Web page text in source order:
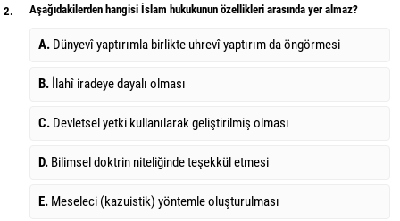
2. Aşağıdakilerden hangisi İslam hukukunun özellikleri arasında yer almaz?
A. Dünyevî yaptırımla birlikte uhrevî yaptırım da öngörmesi
B. İlahî iradeye dayalı olması
C. Devletsel yetki kullanılarak geliştirilmiş olması
D. Bilimsel doktrin niteliğinde teşekkül etmesi
E. Meseleci (kazuistik) yöntemle oluşturulması